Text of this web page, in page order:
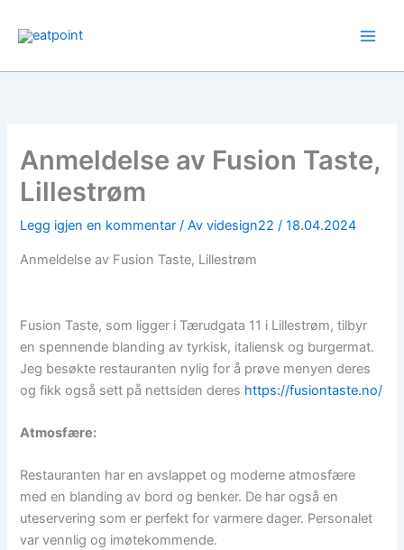
rett
innholdet
Anmeldelse av Fusion Taste,
Lillestrøm
Legg igjen en kommentar / Av videsign22/18.04.2024
Anmeldelse av Fusion Taste, Lillestrøm
Fusion Taste, som ligger i Tærudgata 11 i Lillestrøm, tilbyr
en spennende blanding av tyrkisk, italiensk og burgermat.
Jeg besøkte restauranten nylig for å prøve menyen deres
og fikk også sett på nettsiden deres https://fusiontaste.no/
Atmosfære:
Restauranten har en avslappet og moderne atmosfære
med en blanding av bord og benker. De har også en
uteservering som er perfekt for varmere dager. Personalet
var vennlig og imøtekommende.